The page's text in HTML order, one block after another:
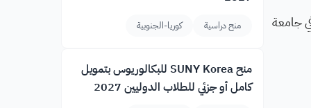
جامعة
منح دراسية كوريا-الجنوبية
منح SUNY Korea للبكالوريوس بتمويل
كامل أو جزئي للطلاب الدوليين 2027